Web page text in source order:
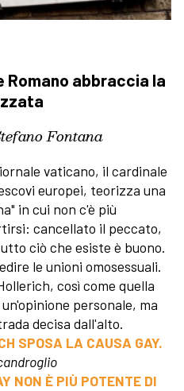
Romano abbraccia la
Fontana
vaticano, il cardinale
europei, teorizza una
in cui non c'è più
cancellato il peccato,
ciò che esiste è buono.
le unioni omosessuali.
così come quella
personale, ma
decisa dall'alto.
SPOSA LA CAUSA GAY.
NON È PIÙ POTENTE DI